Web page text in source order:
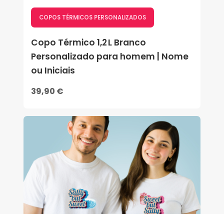
COPOS TÉRMICOS PERSONALIZADOS
Copo Térmico 1,2 L Branco
Personalizado para homem | Nome
ou Iniciais
39,90 €